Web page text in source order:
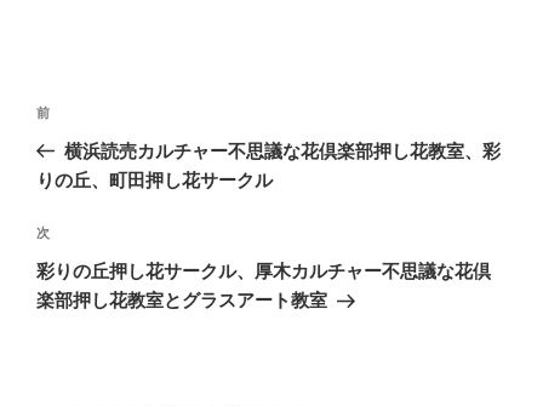
投
ナ
ゲ
ー
シ
前
の
投
前
横浜読売カルチャー不思議な花倶楽部押し花教室、彩
りの丘、町田押し花サークル
次
の
投
次
彩りの丘押し花サークル、厚木カルチャー不思議な花倶
楽部押し花教室とグラスアート教室